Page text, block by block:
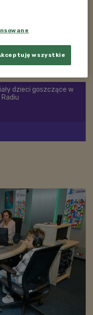
zapisu
dzieci goszczące w
wszystkie